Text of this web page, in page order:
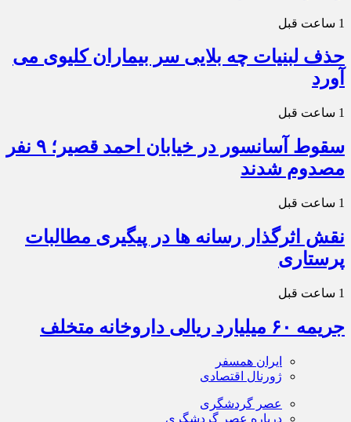
1 ساعت قبل
حذف لبنیات چه بلایی سر بیماران کلیوی می
آورد
1 ساعت قبل
سقوط آسانسور در خیابان احمد قصیر؛ ۹ نفر
مصدوم شدند
1 ساعت قبل
نقش اثرگذار رسانه ها در پیگیری مطالبات
پرستاری
1 ساعت قبل
جریمه ۶۰ میلیارد ریالی داروخانه متخلف
ایران همسفر
ژورنال اقتصادی
عصر گردشگری
درباره عصر گردشگری